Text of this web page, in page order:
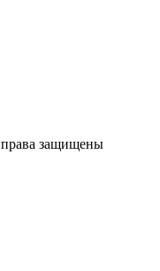
права защищены